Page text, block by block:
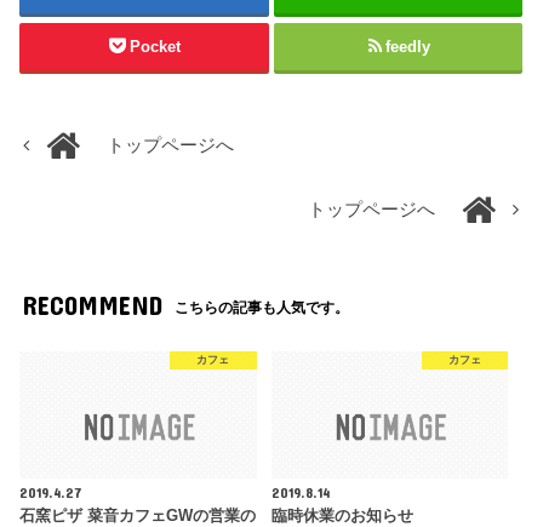
Pocket feedly
トップページへ
トップページへ
RECOMMEND こちらの記事も人気です。
カフェ
2019.4.27
石窯ピザ 菜音カフェGWの営業の
カフェ
2019.8.14
臨時休業のお知らせ